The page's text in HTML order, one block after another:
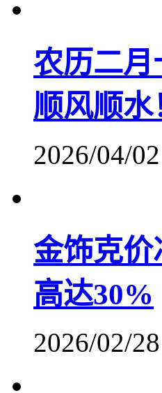
农历二月
顺风顺水
2026/04/02
金饰克价
高达30%
2026/02/28